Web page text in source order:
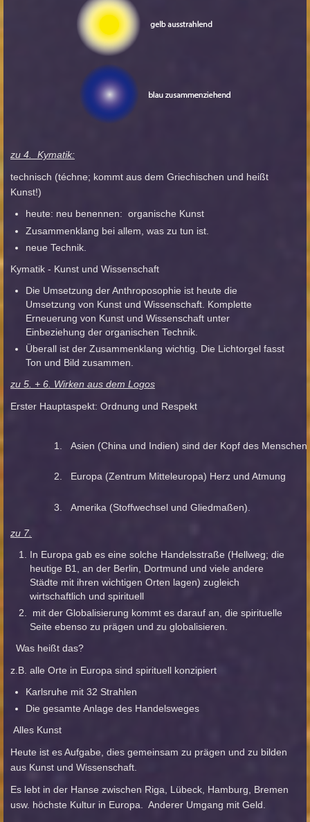
zu 4. Kymatik:
technisch (téchne; kommt aus dem Griechischen und heißt
Kunst!)
heute: neu benennen: organische Kunst
Zusammenklang bei allem, was zu tun ist.
neue Technik.
Kymatik - Kunst und Wissenschaft
Die Umsetzung der Anthroposophie ist heute die
Umsetzung von Kunst und Wissenschaft. Komplette
Erneuerung von Kunst und Wissenschaft unter
Einbeziehung der organischen Technik.
Überall ist der Zusammenklang wichtig. Die Lichtorgel fasst
Ton und Bild zusammen.
zu 5. + 6. Wirken aus dem Logos
Erster Hauptaspekt: Ordnung und Respekt
1. Asien (China und Indien) sind der Kopf des Menschen
2. Europa (Zentrum Mitteleuropa) Herz und Atmung
3. Amerika (Stoffwechsel und Gliedmaßen).
zu 7.
In Europa gab es eine solche Handelsstraße (Hellweg; die
heutige B1, an der Berlin, Dortmund und viele andere
Städte mit ihren wichtigen Orten lagen) zugleich
wirtschaftlich und spirituell
mit der Globalisierung kommt es darauf an, die spirituelle
Seite ebenso zu prägen und zu globalisieren.
Was heißt das?
z.B. alle Orte in Europa sind spirituell konzipiert
Karlsruhe mit 32 Strahlen
Die gesamte Anlage des Handelsweges
Alles Kunst
Heute ist es Aufgabe, dies gemeinsam zu prägen und zu bilden
aus Kunst und Wissenschaft.
Es lebt in der Hanse zwischen Riga, Lübeck, Hamburg, Bremen
usw. höchste Kultur in Europa. Anderer Umgang mit Geld.